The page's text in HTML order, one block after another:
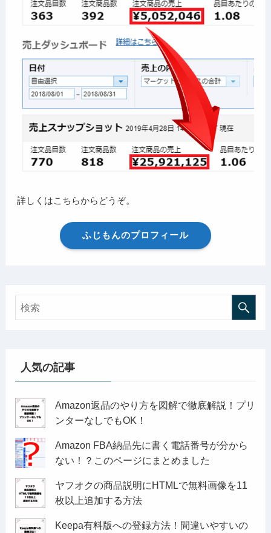
詳しくはこちらからどうぞ。
ふじもんのプロフィール
人気の記事
Amazon返品のやり方を図解で徹底解説！プリ
ンターなしでもOK！
Amazon FBA納品先に書く電話番号が分から
ない！？このページにまとめました
ヤフオクの商品説明にHTMLで無料画像を11
枚以上追加する方法
Keepa有料版への登録方法！間違いやすいの